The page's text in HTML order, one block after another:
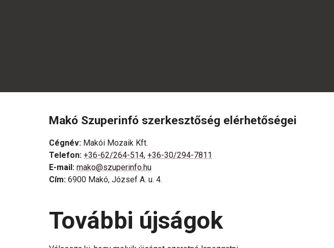
Makó Szuperinfó szerkesztőség elérhetőségei
Cégnév: Makói Mozaik Kft.
Telefon: +36-62/264-514, +36-30/294-7811
E-mail: mako@szuperinfo.hu
Cím: 6900 Makó, József A. u. 4.
További újságok